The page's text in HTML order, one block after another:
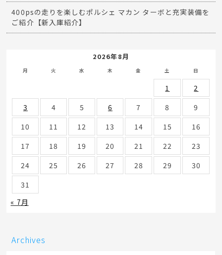
400psの走りを楽しむポルシェ マカン ターボと充実装備を
ご紹介【新入庫紹介】
2026年8月
月 火 水 木 金 土 日
1
2
3
4 5 6 7 8
9
10
11 12 13 14 15
16
17
18 19 20 21 22
23
24
25 26 27 28 29
30
31
« 7月
Archives